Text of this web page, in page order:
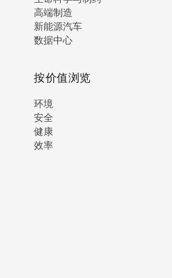
高端制造
新能源汽车
数据中心
按价值浏览
环境
安全
健康
效率